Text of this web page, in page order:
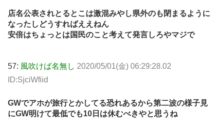
店名公表されとるとこは激混みやし県外のも閉まるように
なったしどうすればええねん
安倍はちょっとは国民のこと考えて発言しろやマジで
57: 風吹けば名無し 2020/05/01(金) 06:29:28.02
ID:SjciWfiid
GWでアホが旅行とかしてる恐れあるから第二波の様子見
にGW明けて最低でも10日は休むべきやと思うね